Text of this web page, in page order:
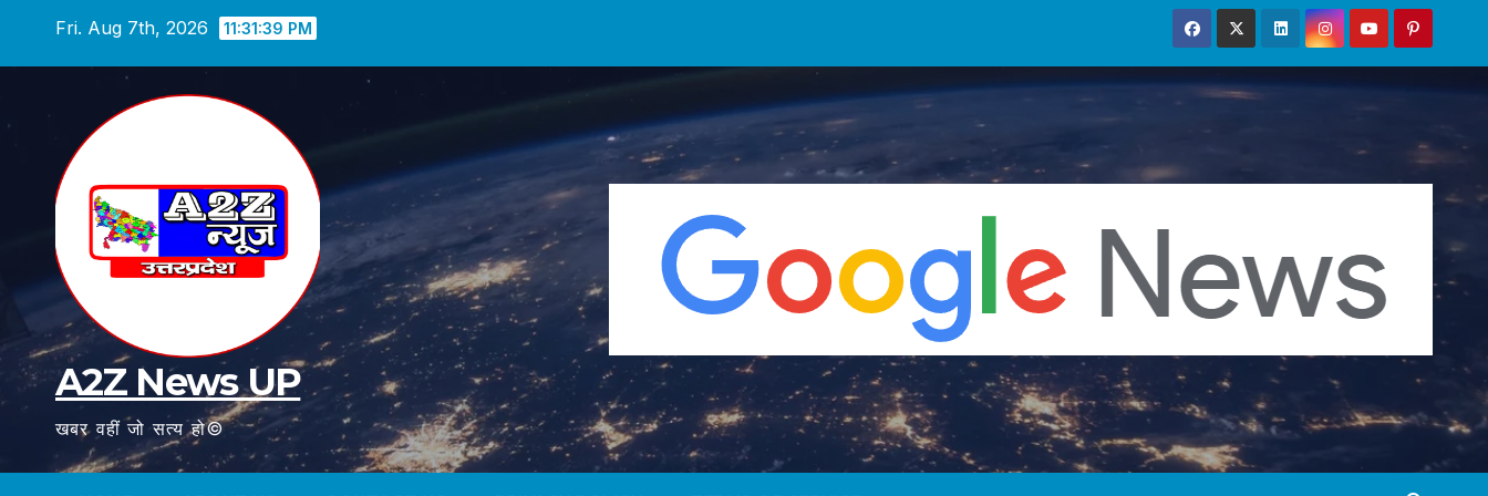
Fri. Aug 7th, 2026 11:31:40 PM
A2Z News UP
खबर वहीं जो सत्य हो©